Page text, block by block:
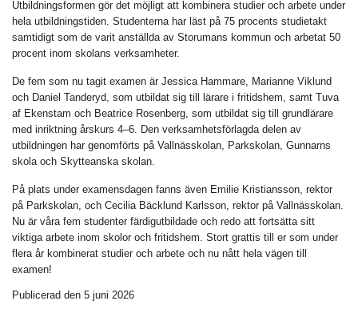
Utbildningsformen gör det möjligt att kombinera studier och arbete under
hela utbildningstiden. Studenterna har läst på 75 procents studietakt
samtidigt som de varit anställda av Storumans kommun och arbetat 50
procent inom skolans verksamheter.
De fem som nu tagit examen är Jessica Hammare, Marianne Viklund
och Daniel Tanderyd, som utbildat sig till lärare i fritidshem, samt Tuva
af Ekenstam och Beatrice Rosenberg, som utbildat sig till grundlärare
med inriktning årskurs 4–6. Den verksamhetsförlagda delen av
utbildningen har genomförts på Vallnässkolan, Parkskolan, Gunnarns
skola och Skytteanska skolan.
På plats under examensdagen fanns även Emilie Kristiansson, rektor
på Parkskolan, och Cecilia Bäcklund Karlsson, rektor på Vallnässkolan.
Nu är våra fem studenter färdigutbildade och redo att fortsätta sitt
viktiga arbete inom skolor och fritidshem. Stort grattis till er som under
flera år kombinerat studier och arbete och nu nått hela vägen till
examen!
Publicerad den 5 juni 2026